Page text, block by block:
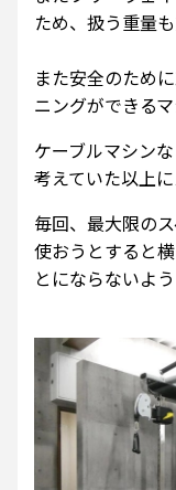
ため、扱う重量
また安全のため
ニングができる
ケーブルマシン
考えていた以上
毎回、最大限の
使おうとすると
とにならないよ